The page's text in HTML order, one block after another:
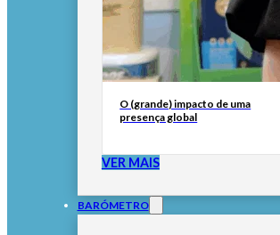
O (grande) impacto de uma
presença global
VER MAIS
BARÓMETRO